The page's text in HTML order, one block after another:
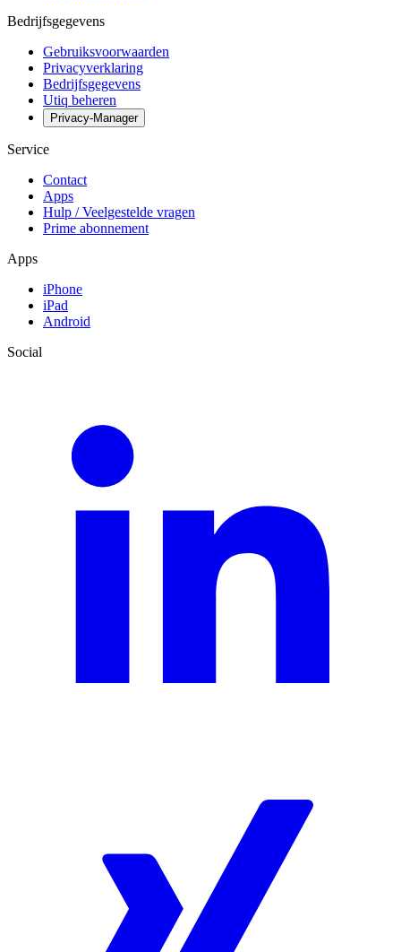
Bedrijfsgegevens
Gebruiksvoorwaarden
Privacyverklaring
Bedrijfsgegevens
Utiq beheren
Privacy-Manager
Service
Contact
Apps
Hulp / Veelgestelde vragen
Prime abonnement
Apps
iPhone
iPad
Android
Social